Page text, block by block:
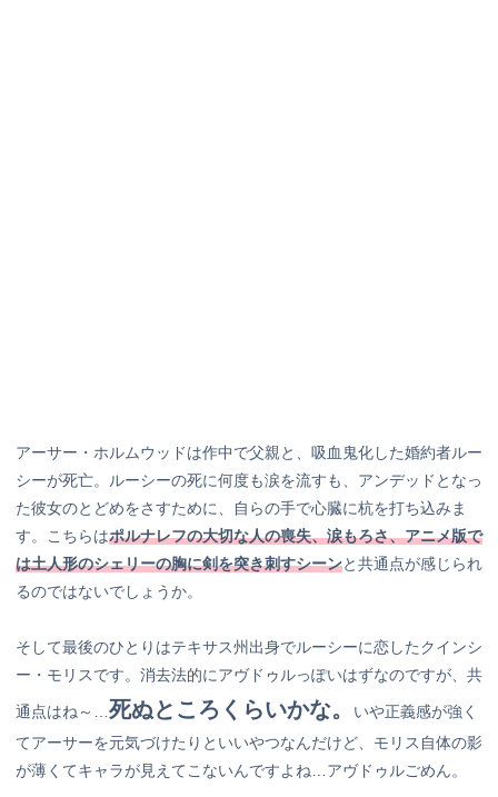
アーサー・ホルムウッドは作中で父親と、吸血鬼化した婚約者ルー
シーが死亡。ルーシーの死に何度も涙を流すも、アンデッドとなっ
た彼女のとどめをさすために、自らの手で心臓に杭を打ち込みま
す。こちらはポルナレフの大切な人の喪失、涙もろさ、アニメ版で
は土人形のシェリーの胸に剣を突き刺すシーンと共通点が感じられ
るのではないでしょうか。
そして最後のひとりはテキサス州出身でルーシーに恋したクインシ
ー・モリスです。消去法的にアヴドゥルっぽいはずなのですが、共
通点はね～… 死ぬところくらいかな。
いや正義感が強く
てアーサーを元気づけたりといいやつなんだけど、モリス自体の影
が薄くてキャラが見えてこないんですよね…アヴドゥルごめん。